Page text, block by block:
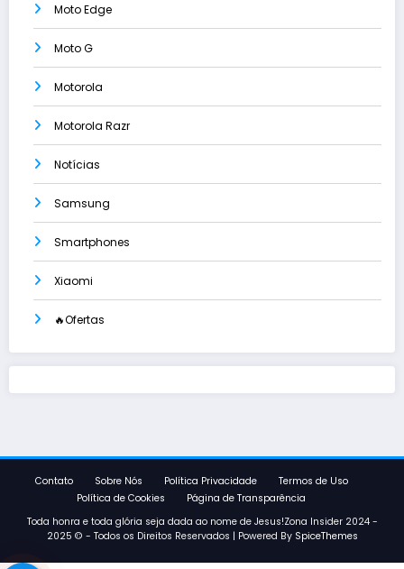
Moto Edge
Moto G
Motorola
Motorola Razr
Notícias
Samsung
Smartphones
Xiaomi
🔥Ofertas
Contato Sobre Nós Política Privacidade
Termos de Uso
Política de Cookies
Página de Transparência
Toda honra e toda glória seja dada ao nome de Jesus!Zona Insider 2024 -
2025 © - Todos os Direitos Reservados | Powered By SpiceThemes